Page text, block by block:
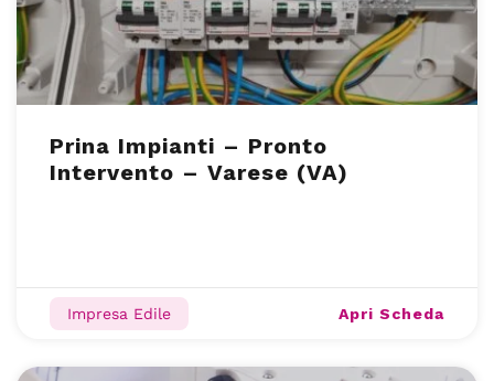
Prina Impianti – Pronto
Intervento – Varese (VA)
Impresa Edile Apri Scheda